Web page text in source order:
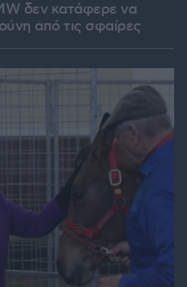
δεν κατάφερε να
από τις σφαίρες